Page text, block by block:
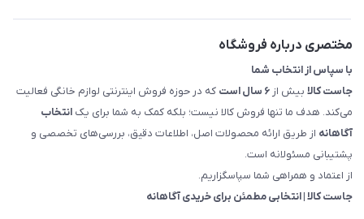
مختصری درباره فروشگاه
با سپاس از انتخاب شما
جاست کالا بیش از ۶ سال است
که در حوزه فروش اینترنتی لوازم خانگی فعالیت
می‌کند. هدف ما تنها فروش کالا نیست؛ بلکه کمک به شما برای یک انتخاب
آگاهانه از طریق ارائه محصولات اصل، اطلاعات دقیق، بررسی‌های تخصصی و
پشتیبانی مسئولانه است.
از اعتماد و همراهی شما سپاسگزاریم.
جاست کالا | انتخابی مطمئن برای خریدی آگاهانه